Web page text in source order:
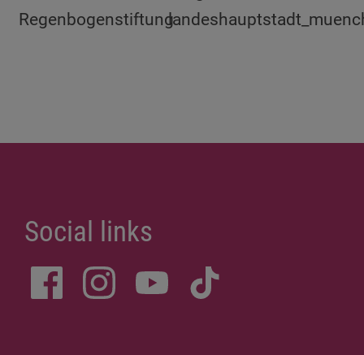
Social links